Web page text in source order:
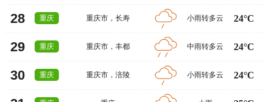
28 重庆 重庆市 ，长寿 小雨转多云 24°C
29 重庆 重庆市 ，丰都 中雨转多云 24°C
30 重庆 重庆市 ，涪陵 小雨转多云 24°C